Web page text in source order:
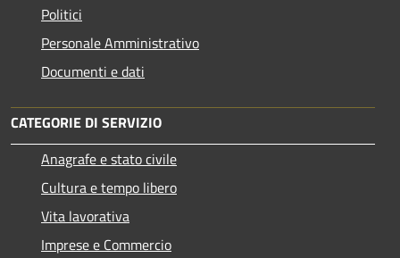
Politici
Personale Amministrativo
Documenti e dati
CATEGORIE DI SERVIZIO
Anagrafe e stato civile
Cultura e tempo libero
Vita lavorativa
Imprese e Commercio